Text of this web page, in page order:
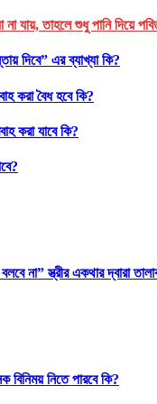
যায়, তাহলে শুধু পানি দিয়ে
দিবে” এর ব্যাখ্যা কি?
করা বৈধ হবে কি?
করা যাবে কি?
না” স্ত্রীর একথার দ্বারা
বিনিময় নিতে পারবে কি?